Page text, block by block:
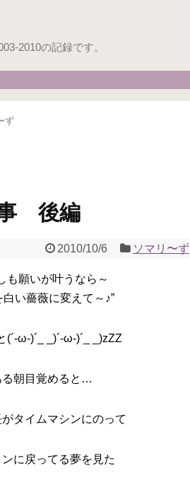
2010の記録です。
ず
事 後編
2010/10/6 ソマリ〜ず
も願いが叶うなら～
い薔薇に変えて～♪”
(´-ω-)´_ _)´-ω-)´_ _)zZZ
る朝目覚めると…
タイムマシンにのって
に戻ってる夢を見た